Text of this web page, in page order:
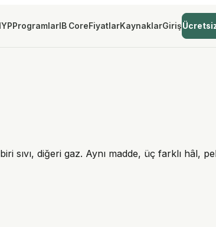
ProgramlarIB CoreFiyatlarKaynaklarGiriş
sıvı, diğeri gaz. Aynı madde, üç farklı hâl,